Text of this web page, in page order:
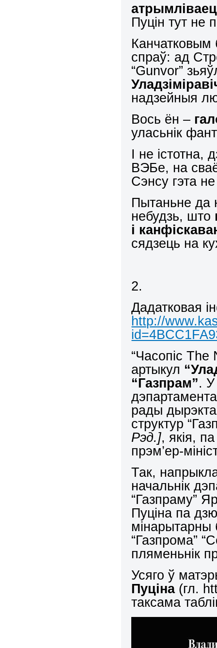
Пуцін тут не
Канчатковым
спраў: ад
“Gunvor”
надзейныя
Вось ён –
уласьнік
І не
ВЭБе, на
Сэнсу гэта
Пытаньне да
небудзь, што
і
сядзець на
2.
Дадатковая
http://
“Часопіс The
артыкул
“Газпрам”. У
рады
структур
Рэд.], якія,
прэм’ер-
Так,
начальнік
“Газпраму”
Пуціна па
мінарытарны
“Газпрома”
пляменьнік
Усяго ў
Пуціна(гл.
таксама